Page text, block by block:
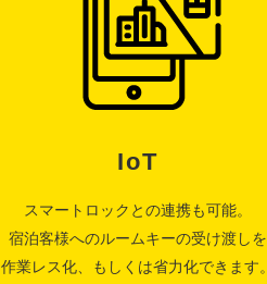
IoT
スマートロックとの連携も可能。
宿泊客様へのルームキーの受け渡しを
作業レス化、もしくは省力化できます。